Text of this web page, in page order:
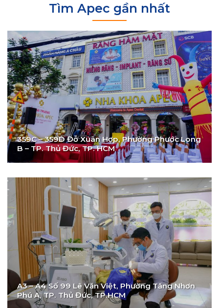
Tìm Apec gần nhất
359C – 359D Đỗ Xuân Hợp, Phường Phước Long
B – TP. Thủ Đức, TP. HCM
A3 – A4 Số 99 Lê Văn Việt, Phường Tăng Nhơn
Phú A, TP. Thủ Đức, TP.HCM